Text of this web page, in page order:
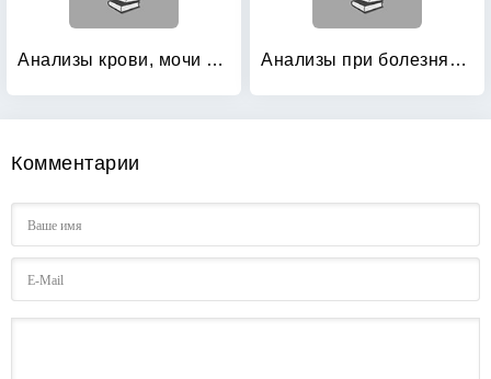
Анализы крови, мочи и других биологических жидкостей человека в различные возрастные периоды Анализы при болезнях органов дыхания: Расшифровываем сами
Комментарии